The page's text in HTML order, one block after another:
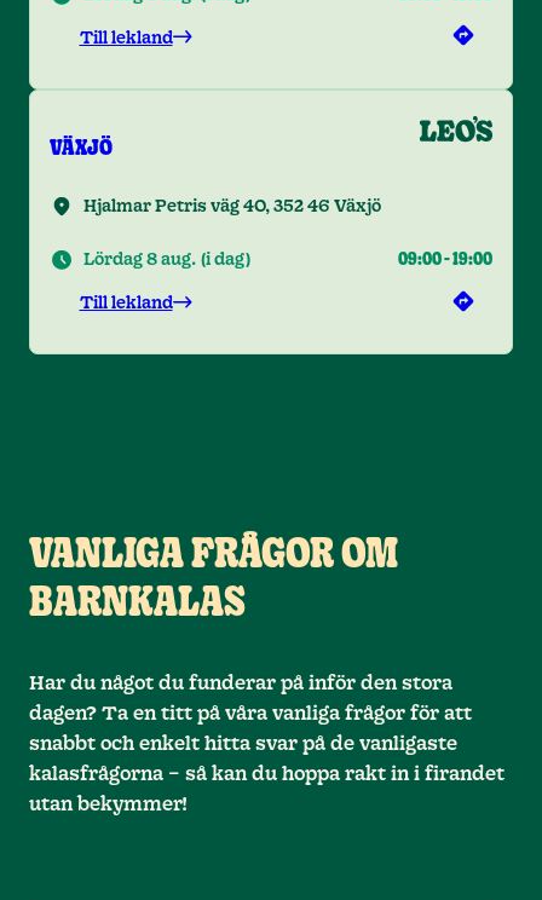
Till lekland
VÄXJÖ
Hjalmar Petris väg 40, 352 46 Växjö
Lördag 8 aug. (i dag) 09:00-19:00
Till lekland
VANLIGA FRÅGOR OM
BARNKALAS
Har du något du funderar på inför den stora
dagen? Ta en titt på våra vanliga frågor för att
snabbt och enkelt hitta svar på de vanligaste
kalasfrågorna – så kan du hoppa rakt in i firandet
utan bekymmer!